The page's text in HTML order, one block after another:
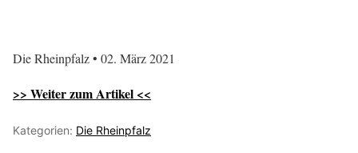
Die Rheinpfalz • 02. März 2021
>> Weiter zum Artikel <<
Kategorien: Die Rheinpfalz